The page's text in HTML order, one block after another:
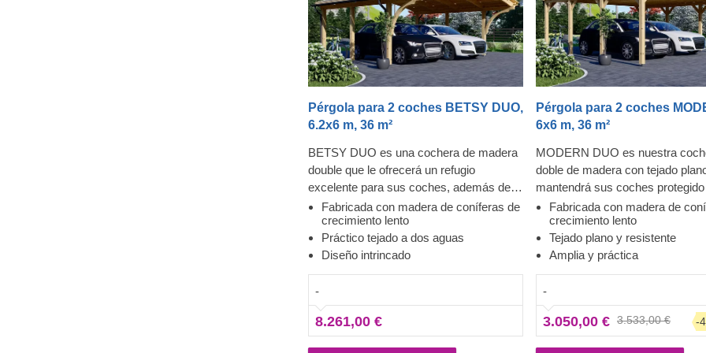
Pérgola para 2 coches BETSY DUO,
6.2x6 m, 36 m²
BETSY DUO es una cochera de madera
double que le ofrecerá un refugio
excelente para sus coches, además de
espacio adicional para que almacene lo
que necesite. Esta compra le
acompañará durante años: nuestra
cochera está fabricada de madera de
coníferas de crecimiento lento y tablas
machihembradas. Además, ofrece una
garantía del fabricante de 5-10 años. Es
el momento de llevar a su jardín al
Fabricada con madera de coníferas de
crecimiento lento
Práctico tejado a dos aguas
Diseño intrincado
-
8.261,00 €
Pérgola para 2 coches
6x6 m, 36 m²
MODERN DUO es nuestra
doble de madera con tejado
mantendrá sus coches
vista en todo momento.
construcción robusta y amplia
coches el refugio que necesita.
está buscando una plaza de
aparcamiento exclusiva como un
complemento elegante para su
cochera como MODERN DUO
excelente idea: ¡parecerá que
Fabricada con madera de
crecimiento lento
Tejado plano y resistente
Amplia y práctica
-
3.050,00 € 3.533,00 € -